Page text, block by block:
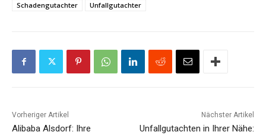
Schadengutachter
Unfallgutachter
Vorheriger Artikel
Alibaba Alsdorf: Ihre
Nächster Artikel
Unfallgutachten in Ihrer Nähe: